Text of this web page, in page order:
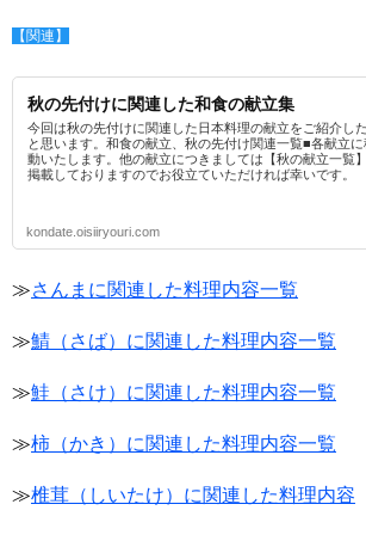
【関連】
秋の先付けに関連した和食の献立集
今回は秋の先付けに関連した日本料理の献立をご紹介し
と思います。和食の献立、秋の先付け関連一覧■各献立に
動いたします。他の献立につきましては【秋の献立一覧
掲載しておりますのでお役立ていただければ幸いです。
kondate.oisiiryouri.com
≫さんまに関連した料理内容一覧
≫鯖（さば）に関連した料理内容一覧
≫鮭（さけ）に関連した料理内容一覧
≫柿（かき）に関連した料理内容一覧
≫椎茸（しいたけ）に関連した料理内容